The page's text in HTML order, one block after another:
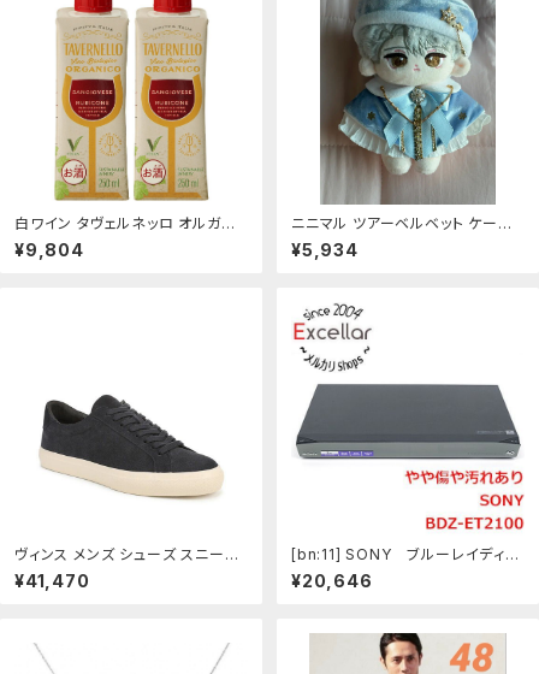
白ワイン タヴェルネッロ オルガニ
コ サンジョヴェーゼ テトラパック 2
50ml X 1ケース / 計48本
¥9,804
ニニマル ツアーベルベット ケープ
10cm スカイ 帽子含む
¥5,934
ヴィンス メンズ シューズ スニーカ
ー Vince Fulton Sneaker Men
s Navy ネイビー
¥41,470
[bn:11] SONY ブルーレイディス
クレコーダー BDZ-ET2100 リ
モコンなし
¥20,646